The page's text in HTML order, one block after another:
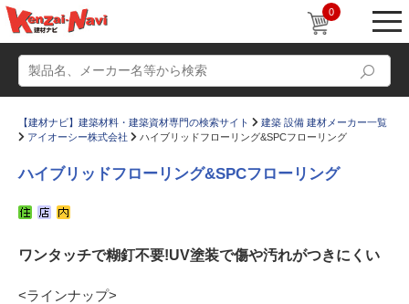
0
かたなび コラム
すまいリング
【建材ナビ】建築材料・建築資材専門の検索サイト
建築 設備 建材メーカー一覧
アイオーシー株式会社
ハイブリッドフローリング&SPCフローリング
ハイブリッドフローリング&SPCフローリング
ワンタッチで糊釘不要!UV塗装で傷や汚れがつきにくい
<ラインナップ>